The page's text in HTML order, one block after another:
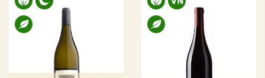
> 14%
(26)
Biologisch certifcaat